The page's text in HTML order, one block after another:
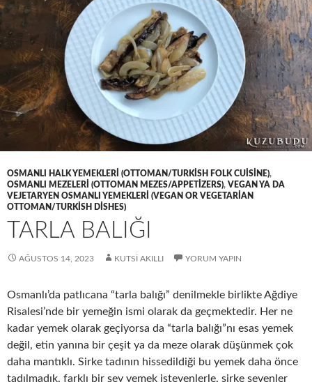
OSMANLI HALK YEMEKLERI (OTTOMAN/TURKISH FOLK CUISINE),
OSMANLI MEZELERI (OTTOMAN MEZES/APPETIZERS), VEGAN YA DA
VEJETARYEN OSMANLI YEMEKLERI (VEGAN OR VEGETARIAN
OTTOMAN/TURKISH DISHES)
TARLA BALIĞI
AĞUSTOS 14, 2023 KUTSI AKILLI YORUM YAPIN
Osmanlı’da patlıcana “tarla balığı” denilmekle birlikte Ağdiye
Risalesi’nde bir yemeğin ismi olarak da geçmektedir. Her ne
kadar yemek olarak geçiyorsa da “tarla balığı”nı esas yemek
değil, etin yanına bir çeşit ya da meze olarak düşünmek çok
daha mantıklı. Sirke tadının hissedildiği bu yemek daha önce
tadılmadık, farklı bir şey yemek isteyenlerle, sirke sevenler